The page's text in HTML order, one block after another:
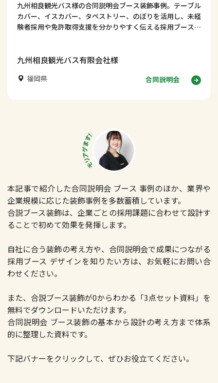
九州相良観光バス様の合同説明会ブース装飾事例。テーブル
カバー、イスカバー、タペストリー、のぼりを活用し、未経
験者採用や免許取得支援を分かりやすく伝える採用ブースデ
九州相良観光バス有限会社様
福岡県 合同説明会
本記事で紹介した合同説明会 ブース 事例のほか、業界や
企業規模に応じた装飾事例を多数蓄積しています。
合説ブース装飾は、企業ごとの採用課題に合わせて設計す
ることで初めて効果を発揮します。
自社に合う装飾の考え方や、合同説明会で成果につながる
採用ブース デザインを知りたい方は、お気軽にお問い合
わせください。
また、合説ブース装飾が0からわかる「3点セット資料」を
無料でダウンロードいただけます。
合同説明会 ブース装飾の基本から設計の考え方まで体系
的に整理した資料です。
下記バナーをクリックして、ぜひお役立てください。